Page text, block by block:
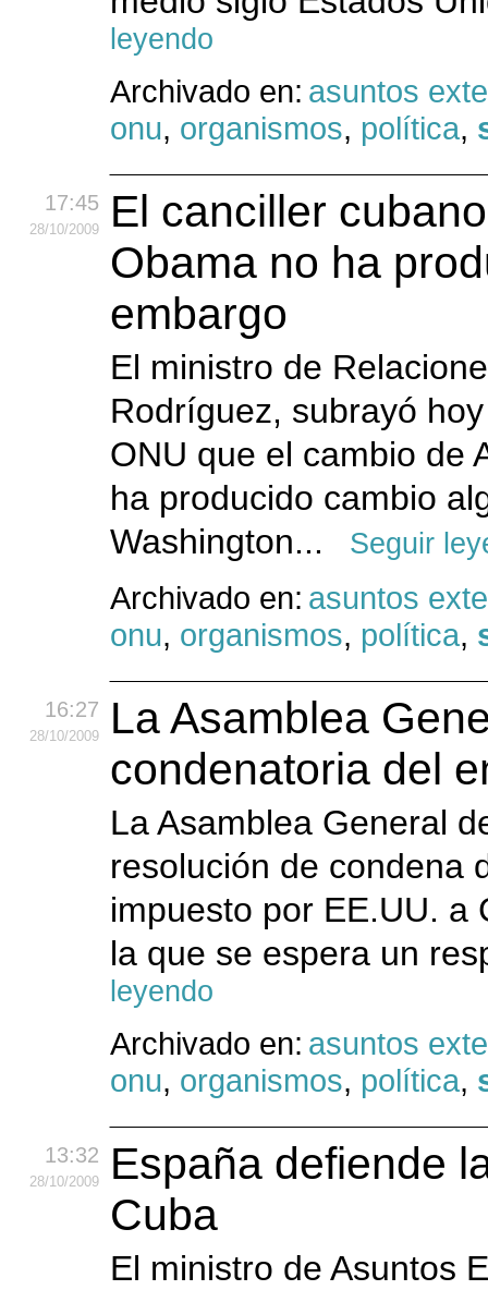
leyendo
Archivado en: asuntos
onu, organismos, política,
17:45
28/10/2009
El canciller
Obama no ha
embargo
El ministro de
Rodríguez, subrayó
ONU que el cambio de
ha producido cambio
Washington...
Seguir
Archivado en: asuntos
onu, organismos, política,
16:27
28/10/2009
La Asamblea
condenatoria del
La Asamblea General
resolución de condena
impuesto por EE.UU. a
la que se espera un
leyendo
Archivado en: asuntos
onu, organismos, política,
13:32
28/10/2009
España defiende
Cuba
El ministro de Asuntos